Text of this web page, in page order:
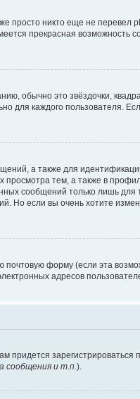
просто никто еще не перевел
прекрасная возможность
обычно это звёздочки,
для каждого пользователя.
а также для
тем, а также в
сообщений только лишь
Но если вы очень хотите
почтовую форму (если эта
адресов
сообщения и т.п.).